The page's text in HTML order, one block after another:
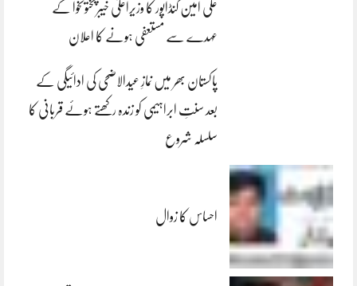
علی امین گنڈاپور کا وزیراعلیٰ خیبرپختونخوا کے
عہدے سے مستعفی ہونے کا اعلان
پاکستان بھر میں نمازِ عیدالاضحی کی ادائیگی کے
بعد سنتِ ابراہیمی کو زندہ رکھتے ہوئے قربانی کا
سلسلہ شروع
احساس کا زوال